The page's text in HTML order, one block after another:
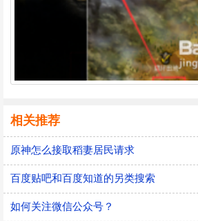
相关推荐
原神怎么接取稻妻居民请求
百度贴吧和百度知道的另类搜索
如何关注微信公众号？